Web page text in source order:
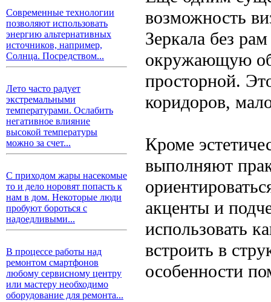
Современные технологии
позволяют использовать
энергию альтернативных
источников, например,
Солнца. Посредством...
Лето часто радует
экстремальными
температурами. Ослабить
негативное влияние
высокой температуры
можно за счет...
С приходом жары насекомые
то и дело норовят попасть к
нам в дом. Некоторые люди
пробуют бороться с
надоедливыми...
В процессе работы над
ремонтом смартфонов
любому сервисному центру
или мастеру необходимо
оборудование для ремонта...
возможность
Зеркала без
окружающую
просторной.
коридоров,
Кроме
выполняют
акценты и
использовать
встроить в
особенности